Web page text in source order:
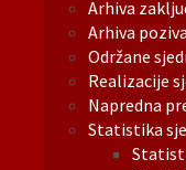
Arhiva
Arhiva poziva
Održane
Realizacije
Napredna
Statistika